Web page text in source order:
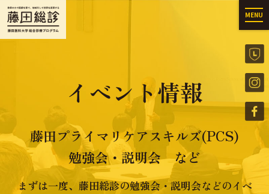
MENU
イベント情報
藤田プライマリケアスキルズ(PCS)
勉強会・説明会 など
まずは一度、藤田総診の勉強会・説明会などのイベ